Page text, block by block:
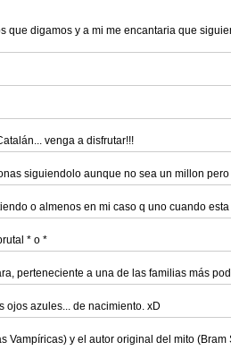
que digamos y a mi me encantaria que
venga a disfrutar!!!
siguiendolo aunque no sea un millon
o almenos en mi caso q uno cuando
* o *
perteneciente a una de las familias más
ojos azules... de nacimiento. xD
Vampíricas) y el autor original del mito